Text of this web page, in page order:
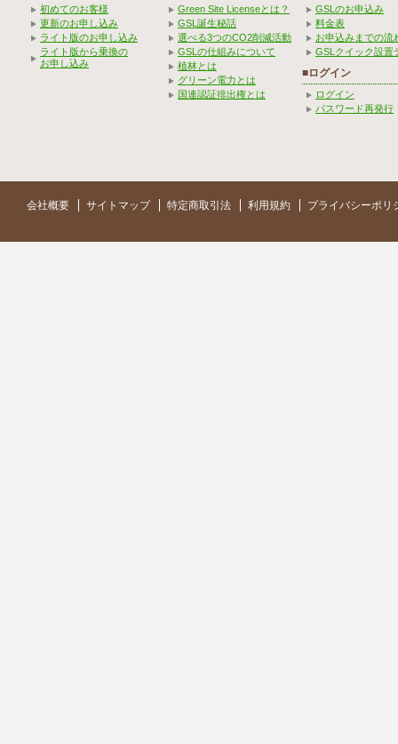
初めてのお客様
更新のお申し込み
ライト版のお申し込み
ライト版から乗換の
お申し込み
Green Site Licenseとは？
GSL誕生秘話
選べる3つのCO2削減活動
GSLの仕組みについて
植林とは
グリーン電力とは
国連認証排出権とは
GSLのお申込み
料金表
お申込みまでの流
GSLクイック設置
■ログイン
ログイン
パスワード再発行
会社概要 サイトマップ 特定商取引法 利用規約 プライバシーポリ